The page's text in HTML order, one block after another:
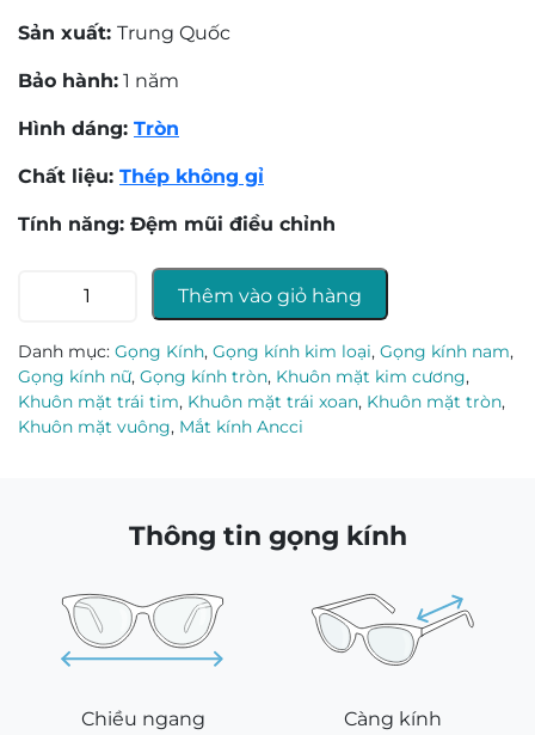
Sản xuất: Trung Quốc
Bảo hành: 1 năm
Hình dáng: Tròn
Chất liệu: Thép không gỉ
Tính năng: Đệm mũi điều chỉnh
AC23244_C3.C
số
lượng
Thêm vào giỏ hàng
Danh mục: Gọng Kính, Gọng kính kim loại, Gọng kính nam,
Gọng kính nữ, Gọng kính tròn, Khuôn mặt kim cương,
Khuôn mặt trái tim, Khuôn mặt trái xoan, Khuôn mặt tròn,
Khuôn mặt vuông, Mắt kính Ancci
Thông tin gọng kính
Chiều ngang Càng kính